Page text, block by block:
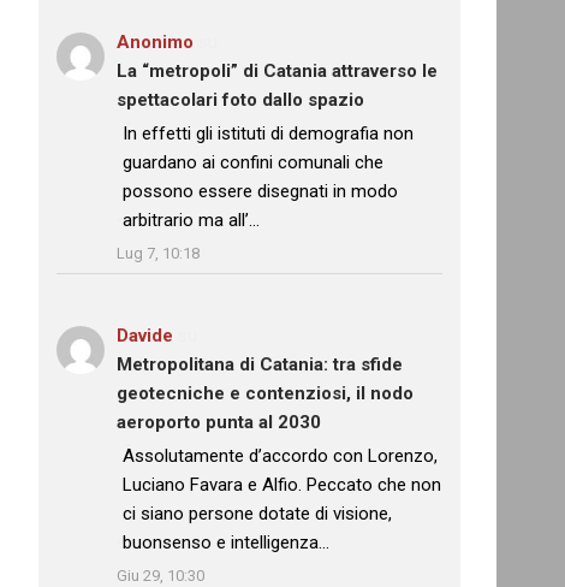
Anonimo
La “metropoli” di Catania attraverso le
spettacolari foto dallo spazio
: “
In effetti gli istituti di demografia non
guardano ai confini comunali che
possono essere disegnati in modo
arbitrario ma all’…
Lug 7, 10:18
Davide
Metropolitana di Catania: tra sfide
geotecniche e contenziosi, il nodo
aeroporto punta al 2030
: “
Assolutamente d’accordo con Lorenzo,
Luciano Favara e Alfio. Peccato che non
ci siano persone dotate di visione,
buonsenso e intelligenza…
Giu 29, 10:30